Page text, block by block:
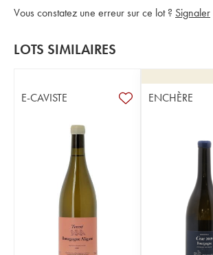
Vous constatez une erreur sur ce lot ? Signaler
LOTS SIMILAIRES
E-CAVISTE ENCHÈRE